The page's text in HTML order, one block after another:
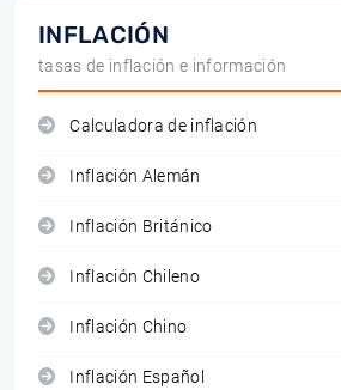
INFLACIÓN
tasas de inflación e información
Calculadora de inflación
Inflación Alemán
Inflación Británico
Inflación Chileno
Inflación Chino
Inflación Español